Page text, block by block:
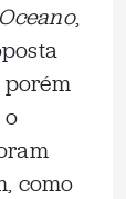
,
porém
o
como